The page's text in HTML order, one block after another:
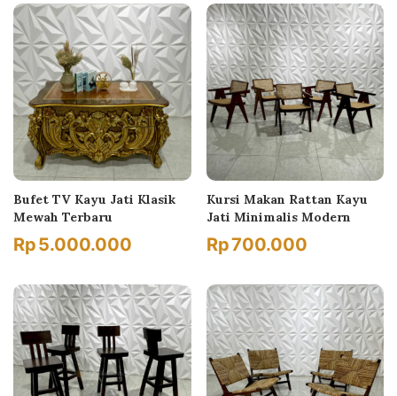
Bufet TV Kayu Jati Klasik
Mewah Terbaru
Rp5.000.000
Kursi Makan Rattan Kayu
Jati Minimalis Modern
Rp700.000